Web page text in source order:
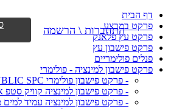
דף הבית
פרקט במבצע
פרקט עץ פלאנק
פרקט פישבון עץ
פנלים פולימריים
פרקט פישבון למינציה - פולימרי
- פרקט פישבון פולימרי REPUBLIC SPC נגד מים
- פרקט פישבון למינציה קוויק סטפ
- פרקט פישבון למינציה עמיד למים
התחברות \ הרשמה